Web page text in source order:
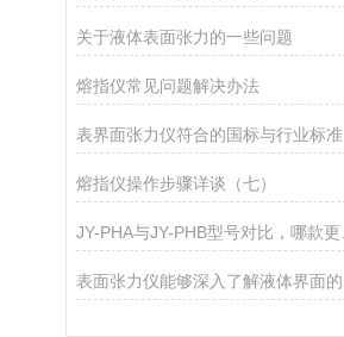
关于液体表面张力的一些问题
熔指仪常见问题解决办法
表界面张力仪符合的国标与行业标准
熔指仪操作步骤详谈（七）